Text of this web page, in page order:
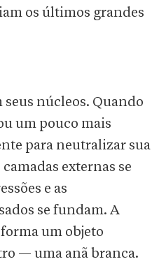
os últimos grandes
núcleos. Quando
um pouco mais
para neutralizar sua
externas se
e as
se fundam. A
um objeto
— uma anã branca.